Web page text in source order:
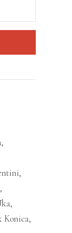
Konica